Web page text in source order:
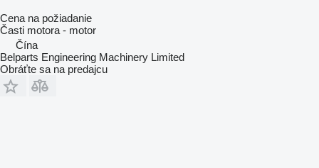
Cena na požiadanie
Časti motora - motor
Čína
Belparts Engineering Machinery Limited
Obráťte sa na predajcu